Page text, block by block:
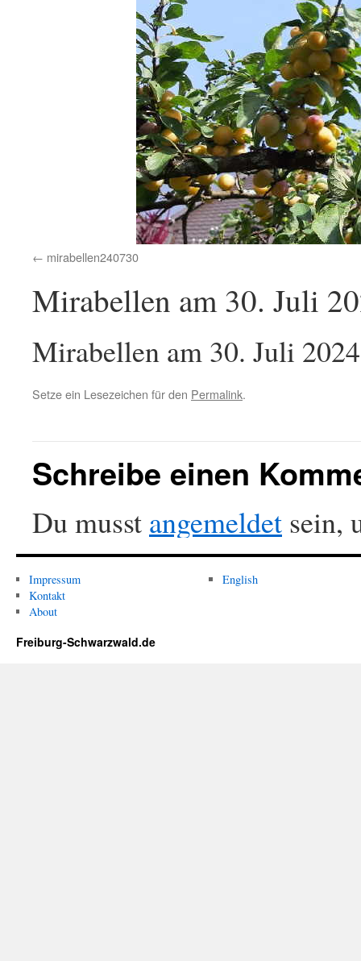
mirabellen240730
Mirabellen am 30. Juli
Mirabellen am 30. Juli
Setze ein Lesezeichen für den Permalink.
Schreibe einen
Du musst angemeldet sein,
Impressum
Kontakt
About
English
Freiburg-Schwarzwald.de